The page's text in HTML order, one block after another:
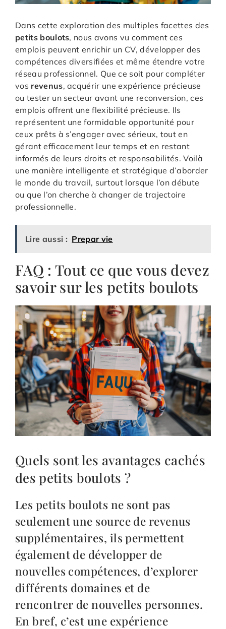
Dans cette exploration des multiples facettes des
petits boulots, nous avons vu comment ces
emplois peuvent enrichir un CV, développer des
compétences diversifiées et même étendre votre
réseau professionnel. Que ce soit pour compléter
vos revenus, acquérir une expérience précieuse
ou tester un secteur avant une reconversion, ces
emplois offrent une flexibilité précieuse. Ils
représentent une formidable opportunité pour
ceux prêts à s’engager avec sérieux, tout en
gérant efficacement leur temps et en restant
informés de leurs droits et responsabilités. Voilà
une manière intelligente et stratégique d’aborder
le monde du travail, surtout lorsque l’on débute
ou que l’on cherche à changer de trajectoire
professionnelle.
Lire aussi : Prepar vie
FAQ : Tout ce que vous devez
savoir sur les petits boulots
Quels sont les avantages cachés
des petits boulots ?
Les petits boulots ne sont pas
seulement une source de revenus
supplémentaires, ils permettent
également de développer de
nouvelles compétences, d’explorer
différents domaines et de
rencontrer de nouvelles personnes.
En bref, c’est une expérience